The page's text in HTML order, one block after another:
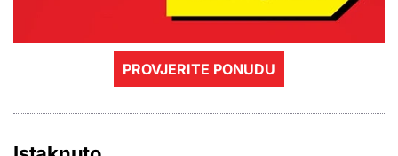
PROVJERITE PONUDU